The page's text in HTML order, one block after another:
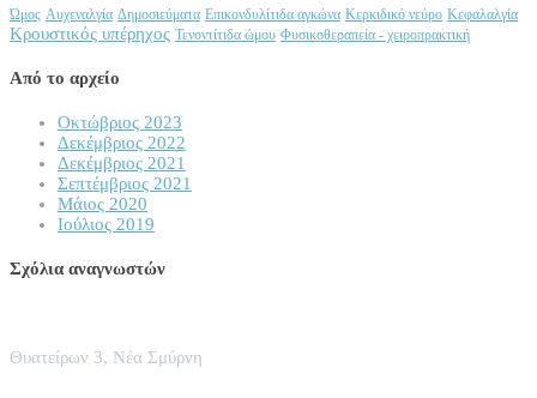
Ώμος Αυχεναλγία Δημοσιεύματα Επικονδυλίτιδα αγκώνα Κερκιδικό νεύρο Κεφαλαλγία
Κρουστικός υπέρηχος Τενοντίτιδα ώμου Φυσικοθεραπεία - χειροπρακτική
Από το αρχείο
Οκτώβριος 2023
Δεκέμβριος 2022
Δεκέμβριος 2021
Σεπτέμβριος 2021
Μάιος 2020
Ιούλιος 2019
Σχόλια αναγνωστών
Θυατείρων 3, Νέα Σμύρνη